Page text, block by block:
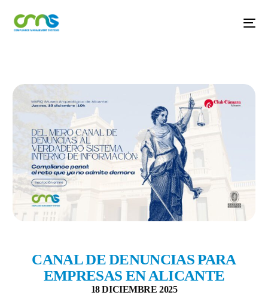
CANAL DE DENUNCIAS PARA
EMPRESAS EN ALICANTE
18 DICIEMBRE 2025